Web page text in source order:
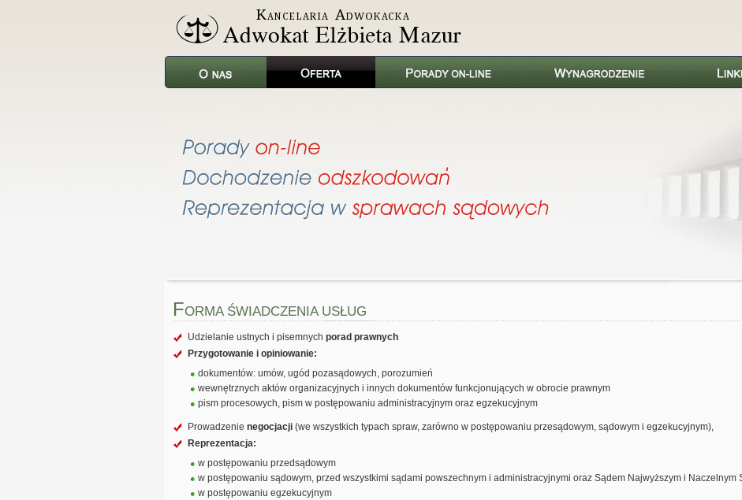
FORMA ŚWIADCZENIA USŁUG
Udzielanie ustnych i pisemnych porad prawnych
Przygotowanie i opiniowanie:
dokumentów: umów, ugód pozasądowych, porozumień
wewnętrznych aktów organizacyjnych i innych dokumentów funkcjonujących w obrocie prawnym
pism procesowych, pism w postępowaniu administracyjnym oraz egzekucyjnym
Prowadzenie negocjacji(we wszystkich typach spraw, zarówno w postępowaniu przesądowym, sądowym i egzekucyjnym),
Reprezentacja:
w postępowaniu przedsądowym
w postępowaniu sądowym, przed wszystkimi sądami powszechnym i administracyjnymi oraz Sądem Najwyższym i Naczelnym
w postępowaniu egzekucyjnym